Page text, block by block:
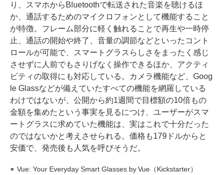
り、スマホからBluetoothで転送された音楽を聴けるほ
か、通話するためのマイクロフォンとして機能すること
が特徴。フレーム部分に軽く触れることで再生や一時停
止、通話の開始や終了、音量の調節などといったコント
ロールが可能で、スマートグラスらしさをまったく感じ
させずに人前でもさりげなく操作できるほか、アクティ
ビティの取得にも対応している。カメラ機能など、Goog
le Glassなどが備えていたすべての機能を網羅している
わけではないが、公開から約1週間で目標額の10倍もの
金額を集めたという事実を見るにつけ、ユーザーがスマ
ートグラスに求めていた機能は、実はこれで十分だった
のではないかと考えさせられる。価格も179ドルからと
安価で、発売後も人気を呼びそうだ。
Vue: Your Everyday Smart Glasses by Vue（Kickstarter）